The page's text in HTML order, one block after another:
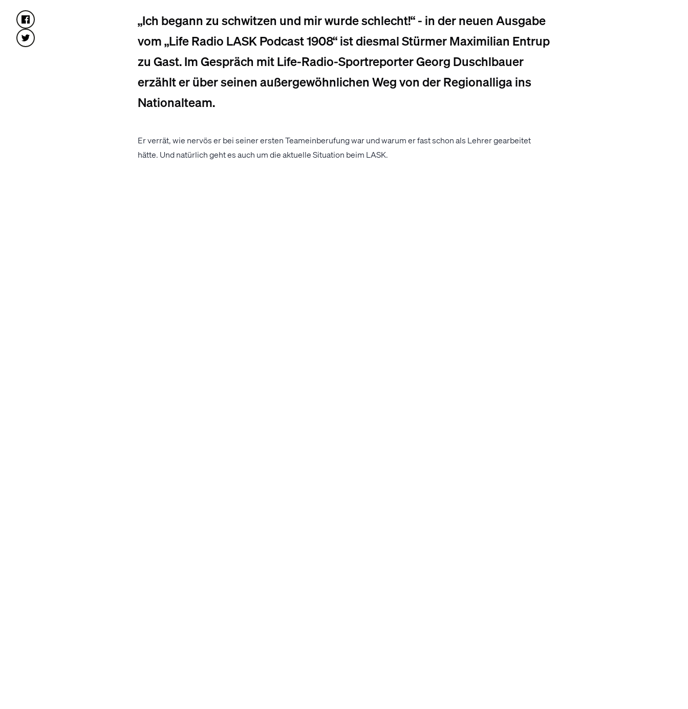
„Ich begann zu schwitzen und mir wurde schlecht!“ - in der neuen Ausgabe
vom „Life Radio LASK Podcast 1908“ ist diesmal Stürmer Maximilian Entrup
zu Gast. Im Gespräch mit Life-Radio-Sportreporter Georg Duschlbauer
erzählt er über seinen außergewöhnlichen Weg von der Regionalliga ins
Nationalteam.
Er verrät, wie nervös er bei seiner ersten Teameinberufung war und warum er fast schon als Lehrer gearbeitet
hätte. Und natürlich geht es auch um die aktuelle Situation beim LASK.